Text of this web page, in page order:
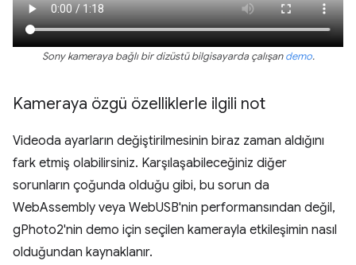
Sony kameraya bağlı bir dizüstü bilgisayarda çalışandemo.
Kameraya özgü özelliklerle ilgili not
Videoda ayarların değiştirilmesinin biraz zaman aldığını
fark etmiş olabilirsiniz. Karşılaşabileceğiniz diğer
sorunların çoğunda olduğu gibi, bu sorun da
WebAssembly veya WebUSB'nin performansından değil,
gPhoto2'nin demo için seçilen kamerayla etkileşimin nasıl
olduğundan kaynaklanır.